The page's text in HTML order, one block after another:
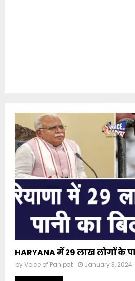
HARYANA में 29 लाख लोगों के
byVoice of Panipat January 3, 2024